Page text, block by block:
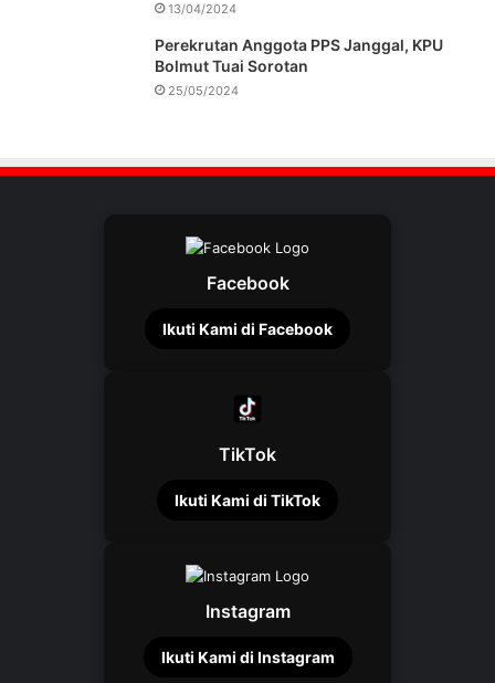
13/04/2024
Perekrutan Anggota PPS Janggal, KPU
Bolmut Tuai Sorotan
25/05/2024
Facebook
Ikuti Kami di Facebook
TikTok
Ikuti Kami di TikTok
Instagram
Ikuti Kami di Instagram